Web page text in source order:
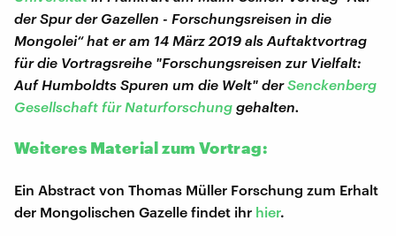
der Spur der Gazellen - Forschungsreisen in die
Mongolei“ hat er am 14 März 2019 als Auftaktvortrag
für die Vortragsreihe "Forschungsreisen zur Vielfalt:
Auf Humboldts Spuren um die Welt" derSenckenberg
Gesellschaft für Naturforschung gehalten.
Weiteres Material zum Vortrag:
Ein Abstract von Thomas Müller Forschung zum Erhalt
der Mongolischen Gazelle findet ihr hier.